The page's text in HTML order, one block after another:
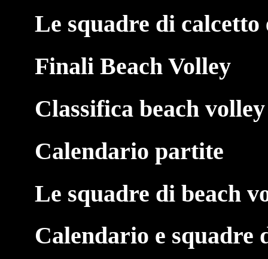
Le squadre di
Finali Beach Volley
Classifica beach volley
Calendario partite
Le squadre di beach
Calendario e squadre